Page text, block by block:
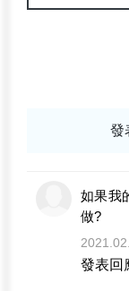
發
如果我
做?
發表回